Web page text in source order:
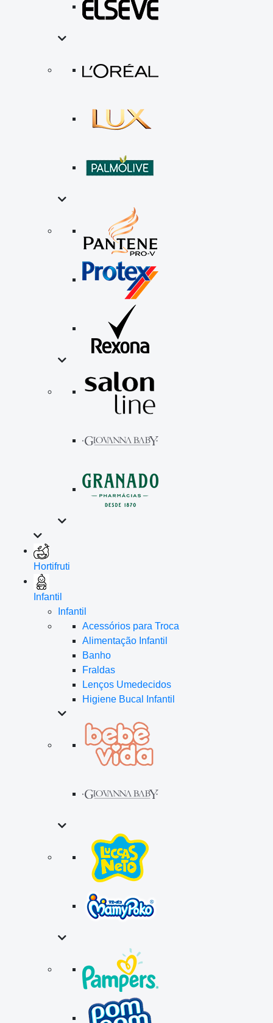
Hortifruti
Infantil
Infantil
Acessórios para Troca
Alimentação Infantil
Banho
Fraldas
Lenços Umedecidos
Higiene Bucal Infantil